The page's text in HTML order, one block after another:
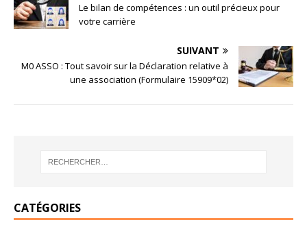
Le bilan de compétences : un outil précieux pour
votre carrière
SUIVANT
M0 ASSO : Tout savoir sur la Déclaration relative à
une association (Formulaire 15909*02)
CATÉGORIES